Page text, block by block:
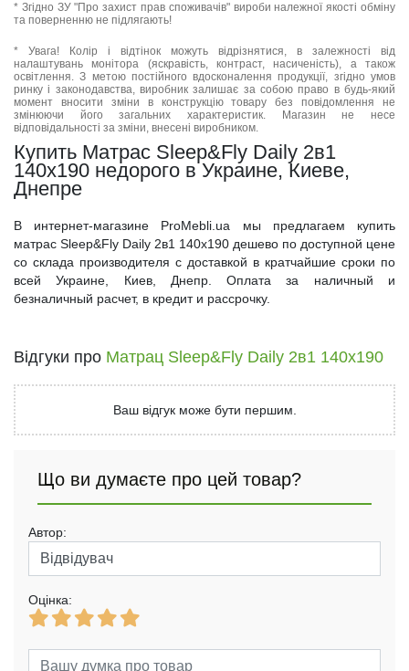
* Згідно ЗУ "Про захист прав споживачів" вироби належної якості обміну
та поверненню не підлягають!
* Увага! Колір і відтінок можуть відрізнятися, в залежності від
налаштувань монітора (яскравість, контраст, насиченість), а також
освітлення. З метою постійного вдосконалення продукції, згідно умов
ринку і законодавства, виробник залишає за собою право в будь-який
момент вносити зміни в конструкцію товару без повідомлення не
змінюючи його загальних характеристик. Магазин не несе
відповідальності за зміни, внесені виробником.
Купить Матрас Sleep&Fly Daily 2в1
140x190 недорого в Украине, Киеве,
Днепре
В интернет-магазине ProMebli.ua мы предлагаем купить
матрас Sleep&Fly Daily 2в1 140x190 дешево по доступной цене
со склада производителя с доставкой в кратчайшие сроки по
всей Украине, Киев, Днепр. Оплата за наличный и
безналичный расчет, в кредит и рассрочку.
Відгуки про Матрац Sleep&Fly Daily 2в1 140x190
Ваш відгук може бути першим.
Що ви думаєте про цей товар?
Автор:
Оцінка: